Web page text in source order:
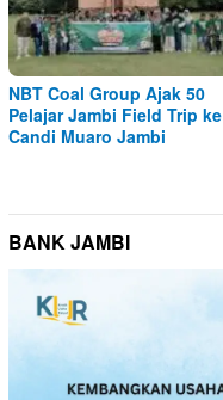
NBT Coal Group Ajak 50
Pelajar Jambi Field Trip ke
Candi Muaro Jambi
BANK JAMBI